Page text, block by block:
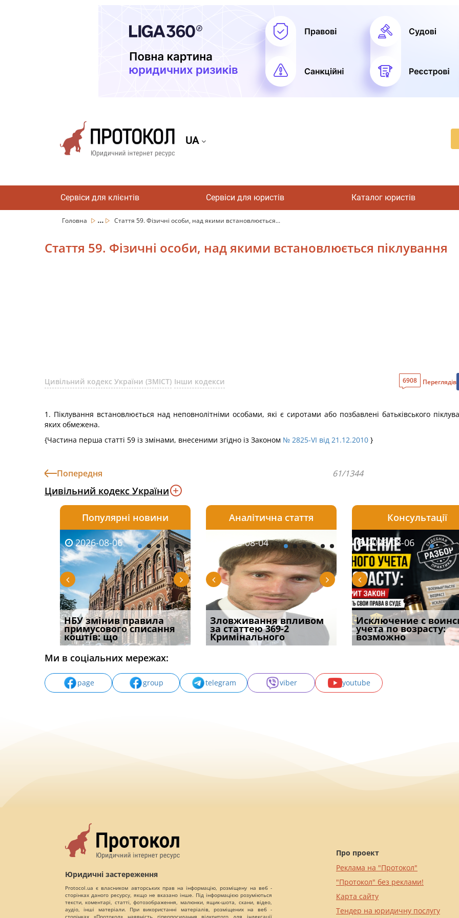
UA
Сервіси для клієнтів Сервіси для юристів Каталог юристів
Головна ... Стаття 59. Фізичні особи, над якими встановлюється...
Стаття 59. Фізичні особи, над якими встановлюється піклування
Цивільний кодекс України (ЗМІСТ) Інши кодекси 6908 Переглядів
1. Піклування встановлюється над неповнолітніми особами, які є сиротами або позбавлені батьківського
яких обмежена.
{Частина перша статті 59 із змінами, внесеними згідно із Законом № 2825-VI від 21.12.2010 }
Попередня 61/1344
Цивільний кодекс України
Популярні новини
2026-08-06
НБУ змінив правила
примусового списання
коштів: що
2026-08-05
Правомірним і
ефективним способом
захисту речових
2026-08-05
Чоловік помер, але
позика залишилася: як
фраза «на
Аналітична стаття
2026-08-03
Водії можуть отримати
компенсацію за
незаконні дії
2026-08-04
Зловживання впливом
за статтею 369-2
Кримінального
2026-08-04
Переоформлення
відстрочки за іншою
підставою: нов
Консультації
2026-07-27
Чи скасують
бронювання з 1 вересня?
Що насправді з
2026-08-06
Исключение с
учета по возрасту:
возможно
2026-07-30
Восьмий ААС
підтвердив, що
може скас
Ми в соціальних мережах:
page group telegram viber youtube
Юридичні застереження
Protocol.ua є власником авторських прав на інформацію, розміщену на веб -
сторінках даного ресурсу, якщо не вказано інше. Під інформацією розуміються
тексти, коментарі, статті, фотозображення, малюнки, ящик-шота, скани, відео,
аудіо, інші матеріали. При використанні матеріалів, розміщених на веб -
сторінках «Протокол» наявність гіперпосилання відкритого для індексації
Про проект
Реклама на "Протокол"
"Протокол" без реклами!
Карта сайту
Тендер на юридичну послугу